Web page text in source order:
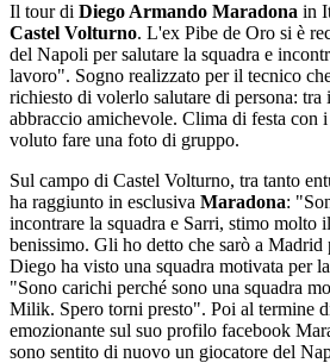
Il tour di Diego Armando Maradona in
Castel Volturno. L'ex Pibe de Oro si è
del Napoli per salutare la squadra e
lavoro". Sogno realizzato per il tecnico
richiesto di volerlo salutare di persona: tra
abbraccio amichevole. Clima di festa con
voluto fare una foto di gruppo.
Sul campo di Castel Volturno, tra tanto
ha raggiunto in esclusiva Maradona:
incontrare la squadra e Sarri, stimo molto
benissimo. Gli ho detto che sarò a
Diego ha visto una squadra motivata per
"Sono carichi perché sono una squadra
Milik. Spero torni presto". Poi al termine
emozionante sul suo profilo facebook
sono sentito di nuovo un giocatore del